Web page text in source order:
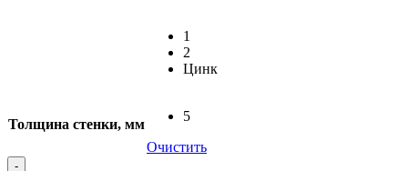
1
2
Цинк
Толщина стенки, мм
5
Очистить
-